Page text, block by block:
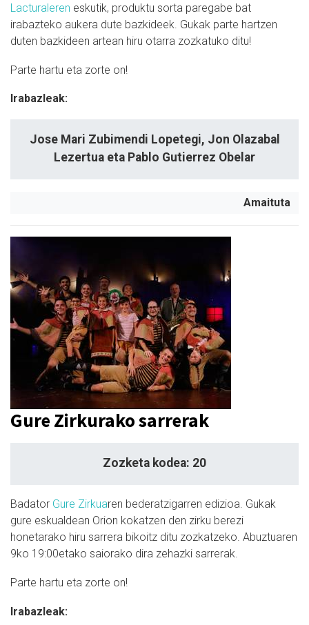
Lacturaleren eskutik, produktu sorta paregabe bat
irabazteko aukera dute bazkideek. Gukak parte hartzen
duten bazkideen artean hiru otarra zozkatuko ditu!
Parte hartu eta zorte on!
Irabazleak:
Jose Mari Zubimendi Lopetegi, Jon Olazabal
Lezertua eta Pablo Gutierrez Obelar
Amaituta
Gure Zirkurako sarrerak
Zozketa kodea: 20
Badator Gure Zirkuaren bederatzigarren edizioa. Gukak
gure eskualdean Orion kokatzen den zirku berezi
honetarako hiru sarrera bikoitz ditu zozkatzeko. Abuztuaren
9ko 19:00etako saiorako dira zehazki sarrerak.
Parte hartu eta zorte on!
Irabazleak: